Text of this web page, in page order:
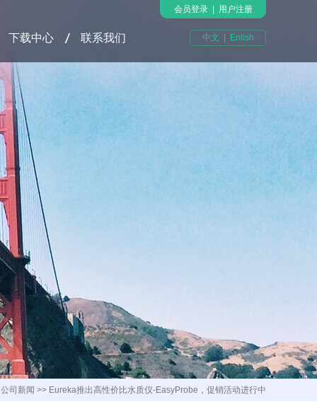
下载中心 联系我们
会员登录| 用户注册
中文 Enlish
公司新闻 >> Eureka推出高性价比水质仪-EasyProbe，促销活动进行中